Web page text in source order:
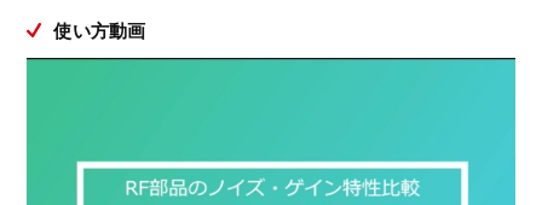
使い方動画